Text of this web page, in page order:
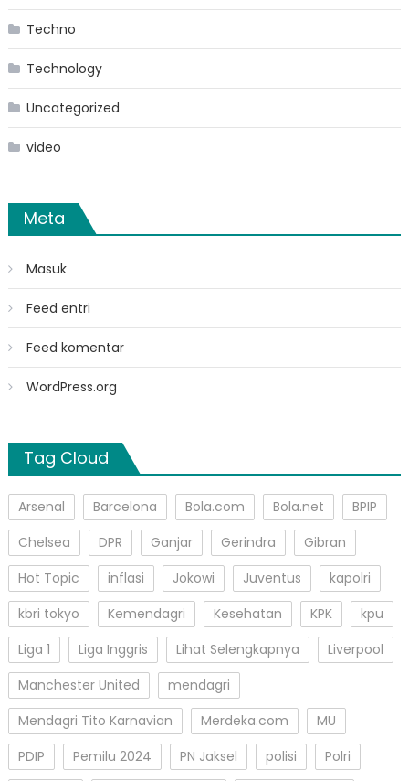
Techno
Technology
Uncategorized
video
Meta
Masuk
Feed entri
Feed komentar
WordPress.org
Tag Cloud
Arsenal Barcelona Bola.com Bola.net
BPIP
Chelsea
DPR Ganjar Gerindra
Gibran
Hot Topic
inflasi Jokowi Juventus
kapolri
kbri tokyo
Kemendagri Kesehatan KPK
kpu
Liga 1
Liga Inggris Lihat Selengkapnya
Liverpool
Manchester United
mendagri
Mendagri Tito Karnavian
Merdeka.com
MU
PDIP
Pemilu 2024 PN Jaksel polisi
Polri